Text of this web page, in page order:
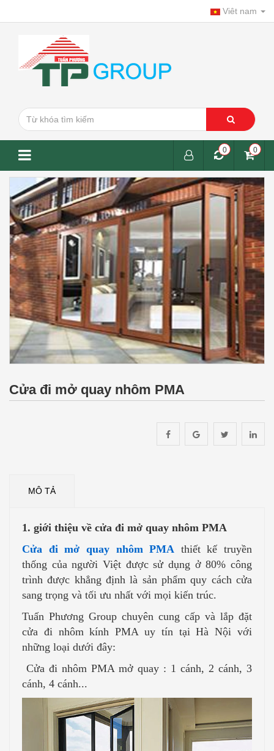
Viêt nam
0
0
Cửa đi mở quay nhôm PMA
MÔ TẢ
1. giới thiệu về cửa đi mở quay nhôm PMA
Cửa đi mở quay nhôm PMA thiết kế truyền
thống của người Việt được sử dụng ở 80% công
trình được khẳng định là sản phẩm quy cách cửa
sang trọng và tối ưu nhất với mọi kiến trúc.
Tuấn Phương Group chuyên cung cấp và lắp đặt
cửa đi nhôm kính PMA uy tín tại Hà Nội với
những loại dưới đây:
Cửa đi nhôm PMA mở quay : 1 cánh, 2 cánh, 3
cánh, 4 cánh...